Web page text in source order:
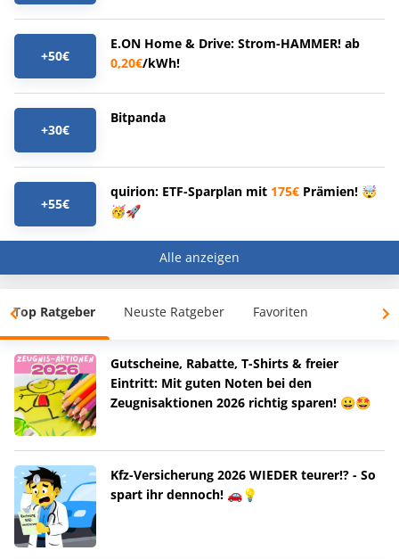
+50€
E.ON Home & Drive: Strom-HAMMER! ab
0,20€/kWh!
+30€
Bitpanda
+55€
quirion: ETF-Sparplan mit 175€ Prämien! 🤯
🥳🚀
Alle anzeigen
Top Ratgeber Neuste Ratgeber Favoriten
Gutscheine, Rabatte, T-Shirts & freier
Eintritt: Mit guten Noten bei den
Zeugnisaktionen 2026 richtig sparen! 😀🤩
Kfz-Versicherung 2026 WIEDER teurer!? - So
spart ihr dennoch! 🚗💡